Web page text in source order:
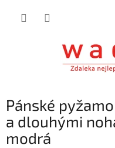
Pánské
a dlouhými
modrá